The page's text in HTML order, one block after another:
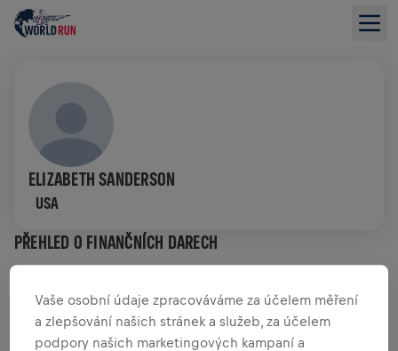
ELIZABETH SANDERSON
USA
PŘEHLED O FINANČNÍCH DARECH
0,00 US$ VYBRÁNO Z 0,00 US$ CÍL
PŘEHLED PŘÍSPĚVKŮ PŘISPĚT
Vaše osobní údaje zpracováváme za účelem měření
a zlepšování našich stránek a služeb, za účelem
podpory našich marketingových kampaní a